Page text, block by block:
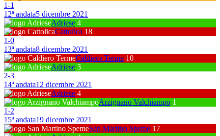
1-1
12ª andata5 dicembre 2021
Adriese 4
Cattolica 18
1-0
13ª andata8 dicembre 2021
Caldiero Terme 10
Adriese 3
2-3
14ª andata12 dicembre 2021
Adriese 4
Arzignano Valchiampo 1
1-2
15ª andata19 dicembre 2021
San Martino Speme 17